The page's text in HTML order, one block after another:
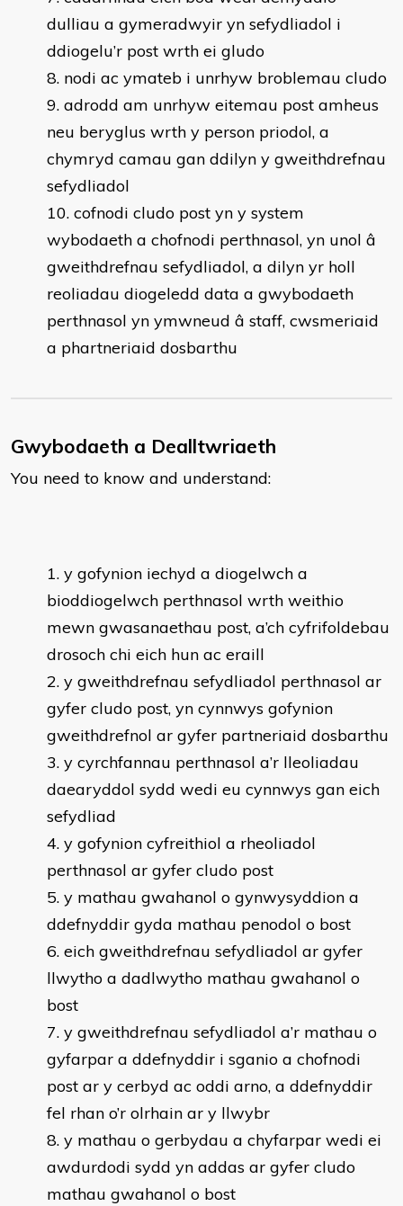
dulliau a gymeradwyir yn sefydliadol i
ddiogelu’r post wrth ei gludo
nodi ac ymateb i unrhyw broblemau cludo
adrodd am unrhyw eitemau post amheus
neu beryglus wrth y person priodol, a
chymryd camau gan ddilyn y gweithdrefnau
sefydliadol
cofnodi cludo post yn y system
wybodaeth a chofnodi perthnasol, yn unol â
gweithdrefnau sefydliadol, a dilyn yr holl
reoliadau diogeledd data a gwybodaeth
perthnasol yn ymwneud â staff, cwsmeriaid
a phartneriaid dosbarthu
Gwybodaeth a Dealltwriaeth
You need to know and understand:
y gofynion iechyd a diogelwch a
bioddiogelwch perthnasol wrth weithio
mewn gwasanaethau post, a’ch cyfrifoldebau
drosoch chi eich hun ac eraill
y gweithdrefnau sefydliadol perthnasol ar
gyfer cludo post, yn cynnwys gofynion
gweithdrefnol ar gyfer partneriaid dosbarthu
y cyrchfannau perthnasol a’r lleoliadau
daearyddol sydd wedi eu cynnwys gan eich
sefydliad
y gofynion cyfreithiol a rheoliadol
perthnasol ar gyfer cludo post
y mathau gwahanol o gynwysyddion a
ddefnyddir gyda mathau penodol o bost
eich gweithdrefnau sefydliadol ar gyfer
llwytho a dadlwytho mathau gwahanol o
bost
y gweithdrefnau sefydliadol a’r mathau o
gyfarpar a ddefnyddir i sganio a chofnodi
post ar y cerbyd ac oddi arno, a ddefnyddir
fel rhan o’r olrhain ar y llwybr
y mathau o gerbydau a chyfarpar wedi ei
awdurdodi sydd yn addas ar gyfer cludo
mathau gwahanol o bost